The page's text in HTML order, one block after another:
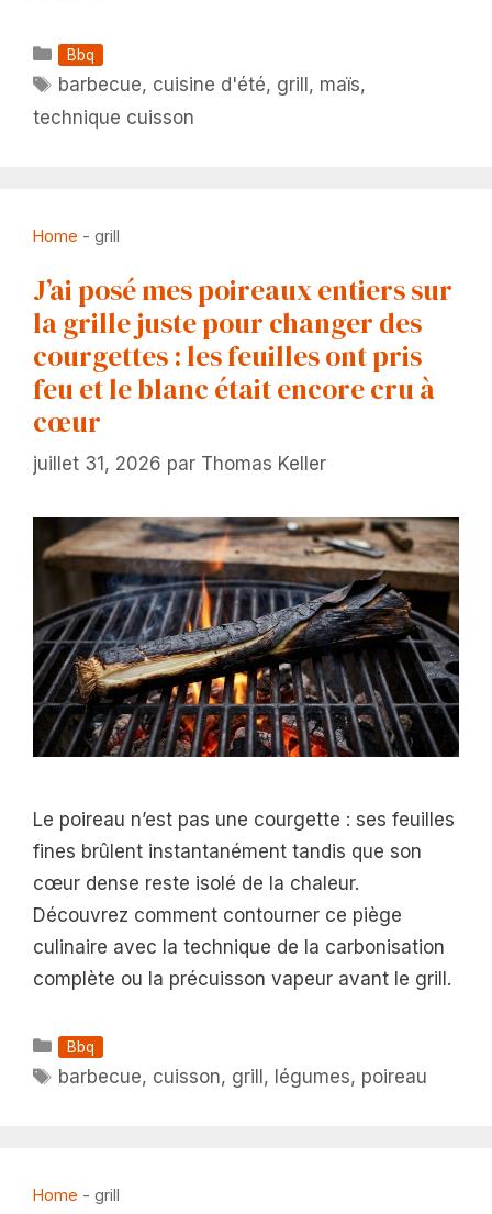
Catégories
Bbq
Étiquettes
barbecue, cuisine d'été, grill, maïs,
technique cuisson
Home - grill
J’ai posé mes poireaux entiers sur
la grille juste pour changer des
courgettes : les feuilles ont pris
feu et le blanc était encore cru à
cœur
juillet 31, 2026 par Thomas Keller
Le poireau n’est pas une courgette : ses feuilles
fines brûlent instantanément tandis que son
cœur dense reste isolé de la chaleur.
Découvrez comment contourner ce piège
culinaire avec la technique de la carbonisation
complète ou la précuisson vapeur avant le grill.
Catégories
Bbq
Étiquettes
barbecue, cuisson, grill , légumes, poireau
Home - grill